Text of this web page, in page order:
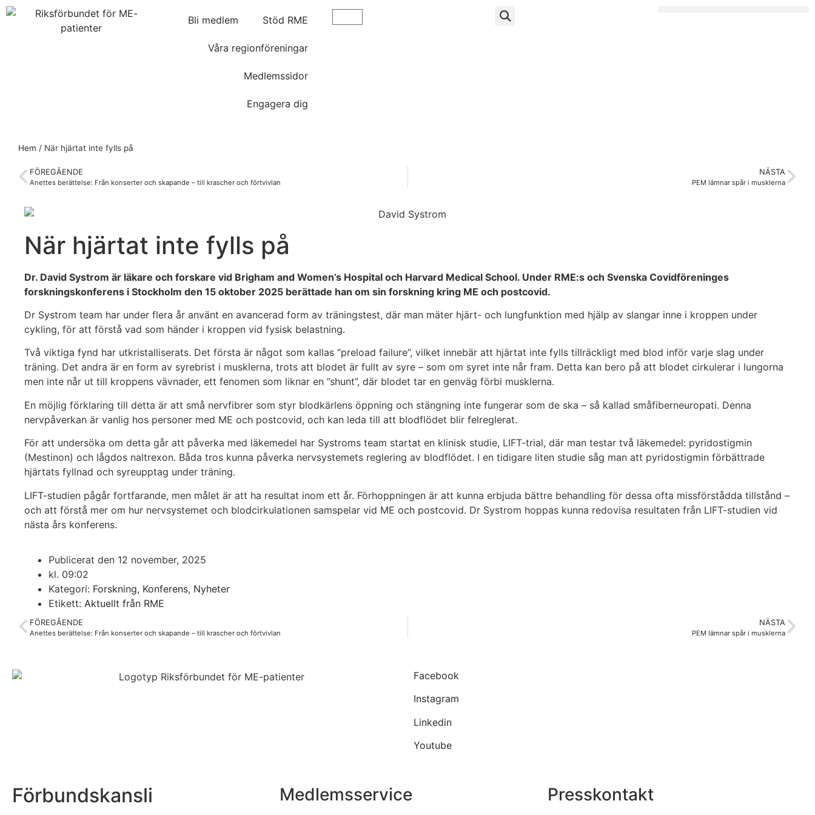
Bli medlem Stöd RME
Våra regionföreningar
Medlemssidor
Engagera dig
Hem / När hjärtat inte fylls på
FÖREGÅENDE
Anettes berättelse: Från konserter och skapande – till krascher och förtvivlan
NÄSTA
PEM lämnar spår i musklerna
När hjärtat inte fylls på
Dr. David Systrom är läkare och forskare vid Brigham and Women’s Hospital och Harvard Medical School. Under RME:s och Svenska Covidföreninges
forskningskonferens i Stockholm den 15 oktober 2025 berättade han om sin forskning kring ME och postcovid.
Dr Systrom team har under flera år använt en avancerad form av träningstest, där man mäter hjärt- och lungfunktion med hjälp av slangar inne i kroppen under
cykling, för att förstå vad som händer i kroppen vid fysisk belastning.
Två viktiga fynd har utkristalliserats. Det första är något som kallas ”preload failure”, vilket innebär att hjärtat inte fylls tillräckligt med blod inför varje slag under
träning. Det andra är en form av syrebrist i musklerna, trots att blodet är fullt av syre – som om syret inte når fram. Detta kan bero på att blodet cirkulerar i lungorna
men inte når ut till kroppens vävnader, ett fenomen som liknar en ”shunt”, där blodet tar en genväg förbi musklerna.
En möjlig förklaring till detta är att små nervfibrer som styr blodkärlens öppning och stängning inte fungerar som de ska – så kallad småfiberneuropati. Denna
nervpåverkan är vanlig hos personer med ME och postcovid, och kan leda till att blodflödet blir felreglerat.
För att undersöka om detta går att påverka med läkemedel har Systroms team startat en klinisk studie, LIFT-trial, där man testar två läkemedel: pyridostigmin
(Mestinon) och lågdos naltrexon. Båda tros kunna påverka nervsystemets reglering av blodflödet. I en tidigare liten studie såg man att pyridostigmin förbättrade
hjärtats fyllnad och syreupptag under träning.
LIFT-studien pågår fortfarande, men målet är att ha resultat inom ett år. Förhoppningen är att kunna erbjuda bättre behandling för dessa ofta missförstådda tillstånd –
och att förstå mer om hur nervsystemet och blodcirkulationen samspelar vid ME och postcovid. Dr Systrom hoppas kunna redovisa resultaten från LIFT-studien vid
nästa års konferens.
Publicerat den 12 november, 2025
kl. 09:02
Kategori: Forskning, Konferens, Nyheter
Etikett: Aktuellt från RME
FÖREGÅENDE
Anettes berättelse: Från konserter och skapande – till krascher och förtvivlan
NÄSTA
PEM lämnar spår i musklerna
Facebook
Instagram
Linkedin
Youtube
Förbundskansli Medlemsservice Presskontakt